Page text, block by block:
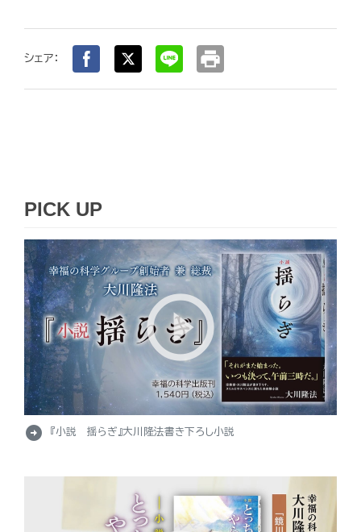
シェア： print
PICK UP
arrow_circle_right 『小説 揺らぎ』大川隆法書き下ろし小説